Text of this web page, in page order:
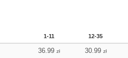
1-11 12-35
36.99 zł 30.99 zł